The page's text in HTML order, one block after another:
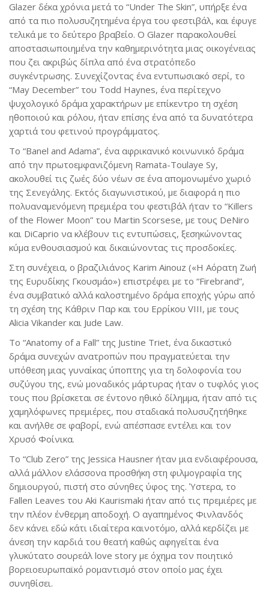
Glazer δέκα χρόνια μετά το “Under The Skin”, υπήρξε ένα
από τα πιο πολυσυζητημένα έργα του φεστιβάλ, και έφυγε
τελικά με το δεύτερο βραβείο. Ο Glazer παρακολουθεί
αποστασιωποιημένα την καθημερινότητα μιας οικογένειας
που ζει ακριβώς δίπλα από ένα στρατόπεδο
συγκέντρωσης. Συνεχίζοντας ένα εντυπωσιακό σερί, το
“May December” του Todd Haynes, ένα περίτεχνο
ψυχολογικό δράμα χαρακτήρων με επίκεντρο τη σχέση
ηθοποιού και ρόλου, ήταν επίσης ένα από τα δυνατότερα
χαρτιά του φετινού προγράμματος.
Το “Banel and Adama”, ένα αφρικανικό κοινωνικό δράμα
από την πρωτοεμφανιζόμενη Ramata-Toulaye Sy,
ακολουθεί τις ζωές δύο νέων σε ένα απομονωμένο χωριό
της Σενεγάλης. Εκτός διαγωνιστικού, με διαφορά η πιο
πολυαναμενόμενη πρεμιέρα του φεστιβάλ ήταν το “Killers
of the Flower Moon” του Martin Scorsese, με τους DeNiro
και DiCaprio να κλέβουν τις εντυπώσεις, ξεσηκώνοντας
κύμα ενθουσιασμού και δικαιώνοντας τις προσδοκίες.
Στη συνέχεια, ο βραζιλιάνος Karim Ainouz («Η Αόρατη Ζωή
της Ευρυδίκης Γκουσμάο») επιστρέφει με το “Firebrand”,
ένα συμβατικό αλλά καλοστημένο δράμα εποχής γύρω από
τη σχέση της Κάθριν Παρ και του Ερρίκου VIII, με τους
Alicia Vikander και Jude Law.
Το “Anatomy of a Fall” της Justine Triet, ένα δικαστικό
δράμα συνεχών ανατροπών που πραγματεύεται την
υπόθεση μιας γυναίκας ύποπτης για τη δολοφονία του
συζύγου της, ενώ μοναδικός μάρτυρας ήταν ο τυφλός γιος
τους που βρίσκεται σε έντονο ηθικό δίλημμα, ήταν από τις
χαμηλόφωνες πρεμιέρες, που σταδιακά πολυσυζητήθηκε
και ανήλθε σε φαβορί, ενώ απέσπασε εντέλει και τον
Χρυσό Φοίνικα.
Το “Club Zero” της Jessica Hausner ήταν μια ενδιαφέρουσα,
αλλά μάλλον ελάσσονα προσθήκη στη φιλμογραφία της
δημιουργού, πιστή στο σύνηθες ύφος της. Ύστερα, το
Fallen Leaves του Aki Kaurismaki ήταν από τις πρεμιέρες με
την πλέον ένθερμη αποδοχή. Ο αγαπημένος Φινλανδός
δεν κάνει εδώ κάτι ιδιαίτερα καινοτόμο, αλλά κερδίζει με
άνεση την καρδιά του θεατή καθώς αφηγείται ένα
γλυκύτατο σουρεάλ love story με όχημα τον ποιητικό
βορειοευρωπαϊκό ρομαντισμό στον οποίο μας έχει
συνηθίσει.